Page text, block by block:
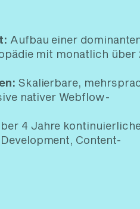
Aufbau einer
mit monatlich über
Skalierbare,
nativer Webflow-
4 Jahre
Content-